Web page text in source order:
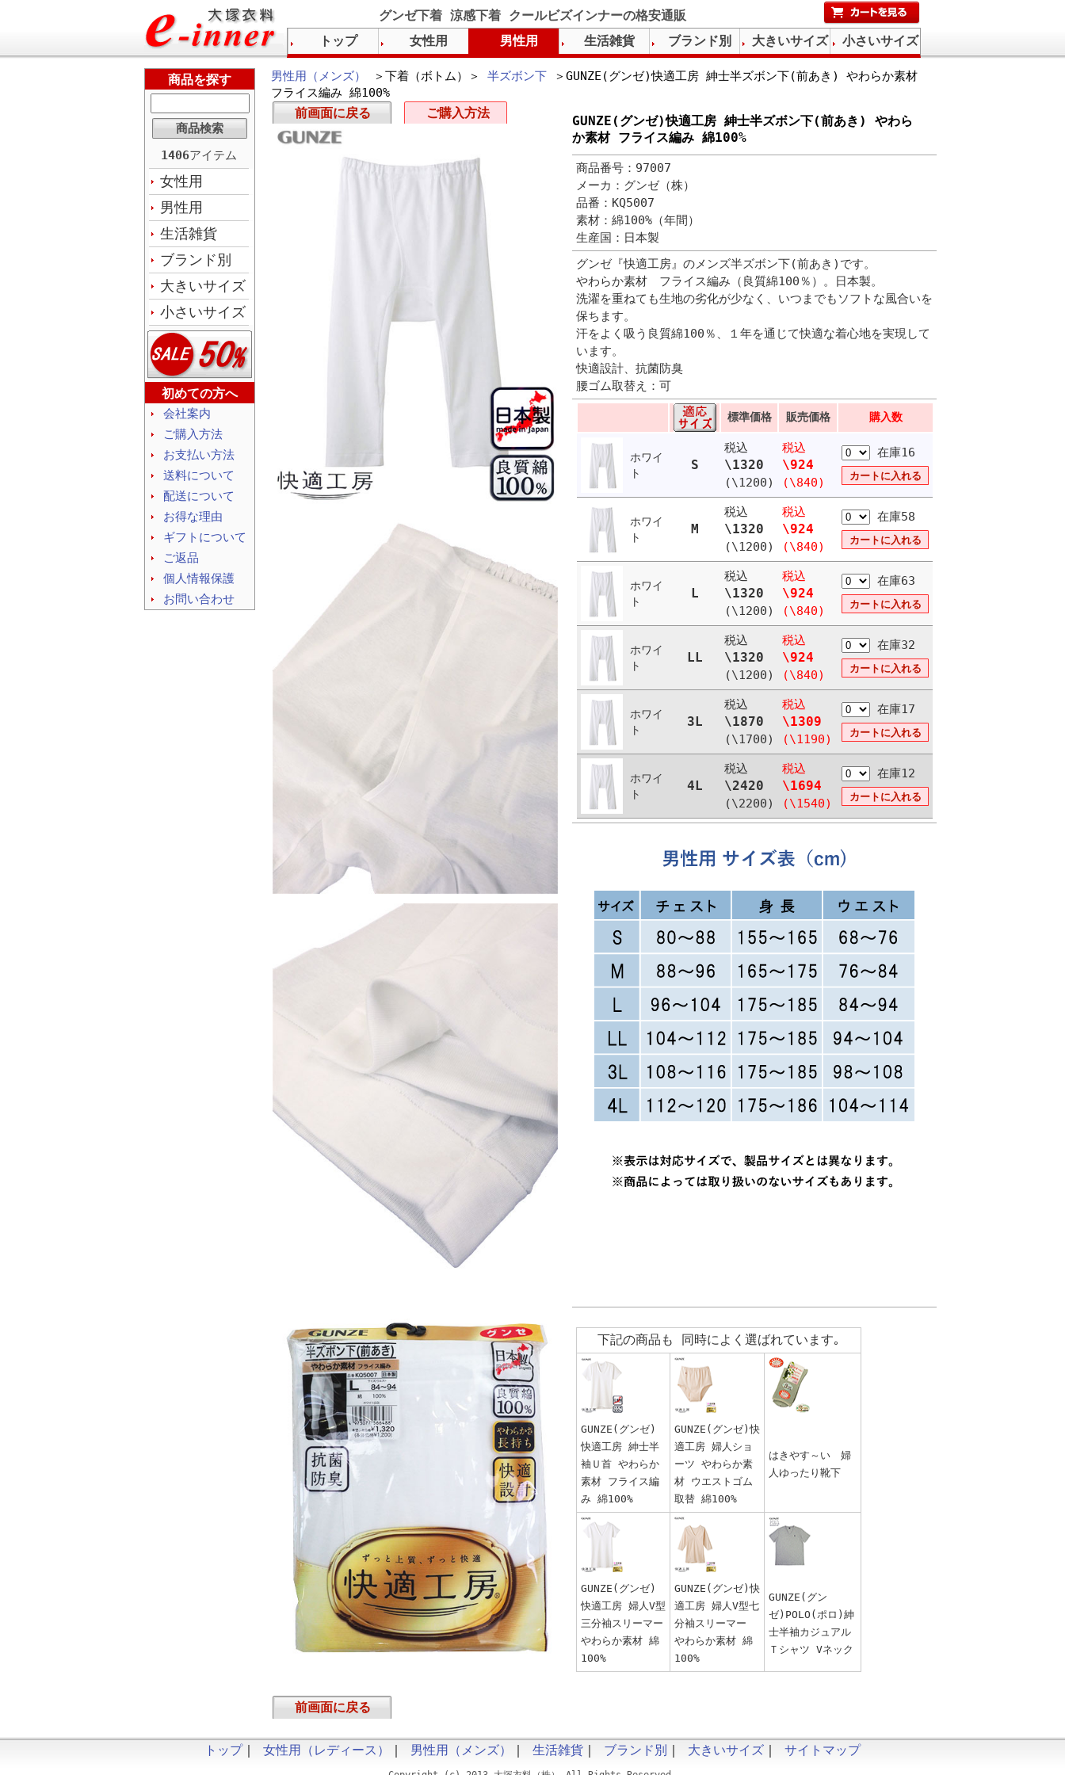
グンゼ下着 涼感下着 クールビズインナーの格安通販
男性用（メンズ） ＞下着（ボトム）＞ 半ズボン下 ＞GUNZE(グンゼ)快適工房 紳士半ズボン下(前あき) やわらか素材
フライス編み 綿100%
GUNZE(グンゼ)快適工房 紳士半ズボン下(前あき) やわら
か素材 フライス編み 綿100%
商品番号：97007
メーカ：グンゼ（株）
品番：KQ5007
素材：綿100%（年間）
生産国：日本製
グンゼ『快適工房』のメンズ半ズボン下(前あき)です。
やわらか素材 フライス編み（良質綿100％）。日本製。
洗濯を重ねても生地の劣化が少なく、いつまでもソフトな風合いを
保ちます。
汗をよく吸う良質綿100％、１年を通じて快適な着心地を実現して
います。
快適設計、抗菌防臭
腰ゴム取替え：可
標準価格 販売価格 購入数
ホワイ
ト
S
税込
\1320
(\1200)
税込
\924
(\840)
在庫16
ホワイ
ト
M
税込
\1320
(\1200)
税込
\924
(\840)
在庫58
ホワイ
ト
L
税込
\1320
(\1200)
税込
\924
(\840)
在庫63
ホワイ
ト
LL
税込
\1320
(\1200)
税込
\924
(\840)
在庫32
ホワイ
ト
3L
税込
\1870
(\1700)
税込
\1309
(\1190)
在庫17
ホワイ
ト
4L
税込
\2420
(\2200)
税込
\1694
(\1540)
在庫12
下記の商品も 同時によく選ばれています｡
GUNZE(グンゼ)
快適工房 紳士半
袖Ｕ首 やわらか
素材 フライス編
み 綿100%
GUNZE(グンゼ)快
適工房 婦人ショ
ーツ やわらか素
材 ウエストゴム
取替 綿100%
はきやす～い 婦
人ゆったり靴下
GUNZE(グンゼ)
快適工房 婦人V型
三分袖スリーマー
やわらか素材 綿
100%
GUNZE(グンゼ)快
適工房 婦人V型七
分袖スリーマー
やわらか素材 綿
100%
GUNZE(グン
ゼ)POLO(ポロ)紳
士半袖カジュアル
Ｔシャツ Vネック
前画面に戻る ご購入方法
前画面に戻る
商品を探す
1406アイテム
女性用
男性用
生活雑貨
ブランド別
大きいサイズ
小さいサイズ
初めての方へ
会社案内
ご購入方法
お支払い方法
送料について
配送について
お得な理由
ギフトについて
ご返品
個人情報保護
お問い合わせ
トップ 女性用 男性用 生活雑貨 ブランド別 大きいサイズ 小さいサイズ
トップ｜ 女性用（レディース） ｜ 男性用（メンズ） ｜ 生活雑貨 ｜ ブランド別 ｜ 大きいサイズ ｜ サイトマップ